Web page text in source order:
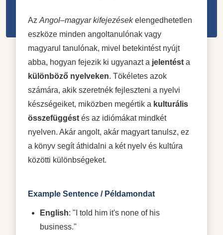
Az Angol–magyar kifejezésekelengedhetetlen
eszköze minden angoltanulónak vagy
magyarul tanulónak, mivel betekintést nyújt
abba, hogyan fejezik ki ugyanazt a jelentést a
különböző nyelveken. Tökéletes azok
számára, akik szeretnék fejleszteni a nyelvi
készségeiket, miközben megértik a kulturális
összefüggést és az idiómákat mindkét
nyelven. Akár angolt, akár magyart tanulsz, ez
a könyv segít áthidalni a két nyelv és kultúra
közötti különbségeket.
Example Sentence / Példamondat
English: "I told him it's none of his
business."